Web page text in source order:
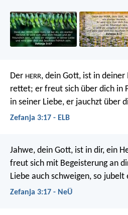
Der HERR, dein Gott, ist in
rettet; er freut sich über dich in
in seiner Liebe, er jauchzt über
Zefanja 3:17 - ELB
Jahwe, dein Gott, ist in dir, ein
freut sich mit Begeisterung an
Liebe auch schweigen, so jubelt
Zefanja 3:17 - NeÜ